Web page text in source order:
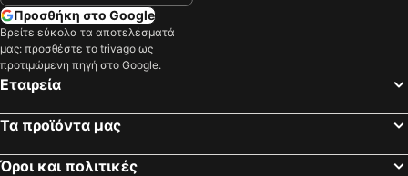
Προσθήκη στο Google
Βρείτε εύκολα τα αποτελέσματά
μας: προσθέστε το trivago ως
προτιμώμενη πηγή στο Google.
Εταιρεία
Τα προϊόντα μας
Όροι και πολιτικές